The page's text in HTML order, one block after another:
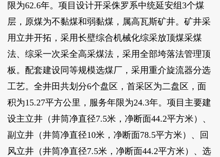
限为62.6年。项目设计开采侏罗系中统延安组3个煤
层，原煤为不黏煤和弱黏煤，属高瓦斯矿井。矿井采
用立井开拓，采用长壁综合机械化综采放顶煤采煤
法、综采一次采全高采煤法，采用全部垮落法管理顶
板。配套建设同等规模选煤厂，采用重介旋流器分选
工艺。全井田共划分6个盘区，首采区为二盘区，面
积为15.27平方公里，服务年限为24.3年。项目主要建
设主立井（井筒净直径7.5米，净断面44.2平方米）、
副立井（井筒净直径10米，净断面78.5平方米）、回
风立井（井筒净直径7.5米，净断面44.2平方米）、选